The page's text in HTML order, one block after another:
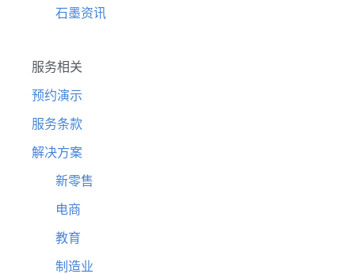
石墨资讯
服务相关
预约演示
服务条款
解决方案
新零售
电商
教育
制造业